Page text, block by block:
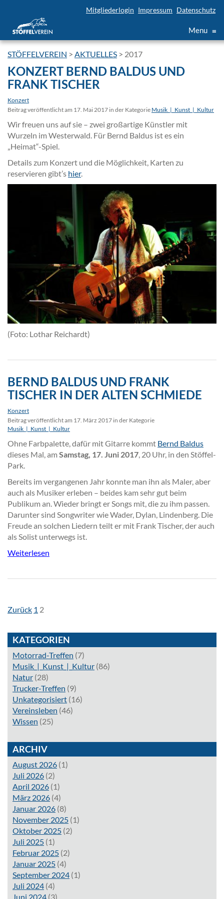
Mitgliederlogin Impressum Datenschutz
Menu ≡
STÖFFELVEREIN > AKTUELLES > 2017
KONZERT BERND BALDUS UND
FRANK TISCHER
Konzert
Beitrag veröffentlicht am 17. Mai 2017 in der Kategorie Musik_|_Kunst_|_Kultur
Wir freuen uns auf sie – zwei großartige Künstler mit
Wurzeln im Westerwald. Für Bernd Baldus ist es ein
„Heimat“-Spiel.
Details zum Konzert und die Möglichkeit, Karten zu
reservieren gibt’s hier.
(Foto: Lothar Reichardt)
BERND BALDUS UND FRANK
TISCHER IN DER ALTEN SCHMIEDE
Konzert
Beitrag veröffentlicht am 17. März 2017 in der Kategorie
Musik_|_Kunst_|_Kultur
Ohne Farbpalette, dafür mit Gitarre kommt Bernd Baldus
dieses Mal, am Samstag, 17. Juni 2017 , 20 Uhr, in den Stöffel-
Park.
Bereits im vergangenen Jahr konnte man ihn als Maler, aber
auch als Musiker erleben – beides kam sehr gut beim
Publikum an. Wieder bringt er Songs mit, die zu ihm passen.
Darunter sind Songwriter wie Wader, Dylan, Lindenberg. Die
Freude an solchen Liedern teilt er mit Frank Tischer, der auch
als Solist unterwegs ist.
Weiterlesen
SEITENNAVIGATION
Zurück Seite
1 Seite
2
KATEGORIEN
Motorrad-Treffen (7)
Musik_|_Kunst_|_Kultur (86)
Natur (28)
Trucker-Treffen (9)
Unkategorisiert (16)
Vereinsleben (46)
Wissen (25)
ARCHIV
August 2026 (1)
Juli 2026 (2)
April 2026 (1)
März 2026 (4)
Januar 2026 (8)
November 2025 (1)
Oktober 2025 (2)
Juli 2025 (1)
Februar 2025 (2)
Januar 2025 (4)
September 2024 (1)
Juli 2024 (4)
Juni 2024 (3)